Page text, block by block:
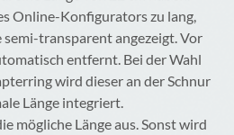
Online-Konfigurators zu lang,
transparent angezeigt. Vor
entfernt. Bei der Wahl
wird dieser an der Schnur
Länge integriert.
mögliche Länge aus. Sonst wird